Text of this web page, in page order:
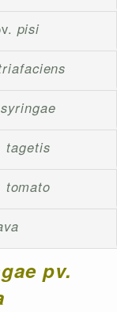
pisi
syringae
tagetis
tomato
pv.